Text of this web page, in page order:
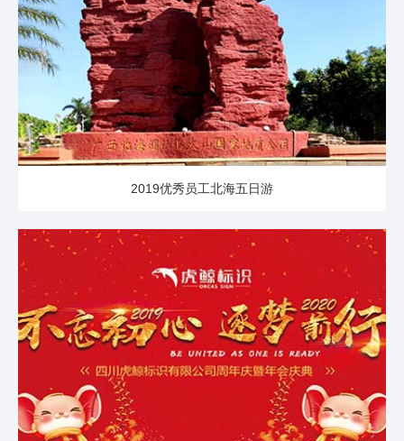
2019优秀员工北海五日游